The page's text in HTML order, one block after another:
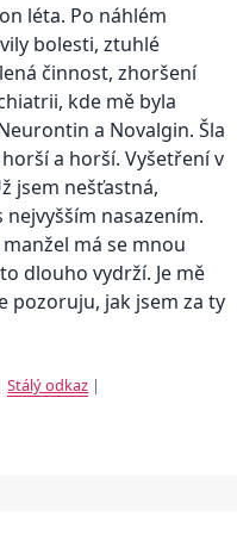
léta. Po náhlém
bolesti, ztuhlé
činnost, zhoršení
kde mě byla
a Novalgin. Šla
a horší. Vyšetření v
jsem nešťastná,
nasazením.
má se mnou
dlouho vydrží. Je mě
pozoruju, jak jsem za ty
|Stálý odkaz |